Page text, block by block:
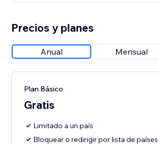
Precios y planes
Anual Mensual
Plan Básico
Gratis
Limitado a un país
Bloquear o redirigir por lista de países